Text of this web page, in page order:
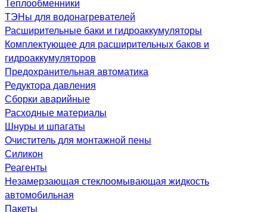
ТЭНы для водонагревателей
Расширительные баки и гидроаккумуляторы
Комплектующее для расширительных баков и
гидроаккумуляторов
Предохранительная автоматика
Редуктора давления
Сборки аварийные
Расходные материалы
Шнуры и шпагаты
Очиститель для монтажной пены
Силикон
Реагенты
Незамерзающая стеклоомывающая жидкость
автомобильная
Пакеты